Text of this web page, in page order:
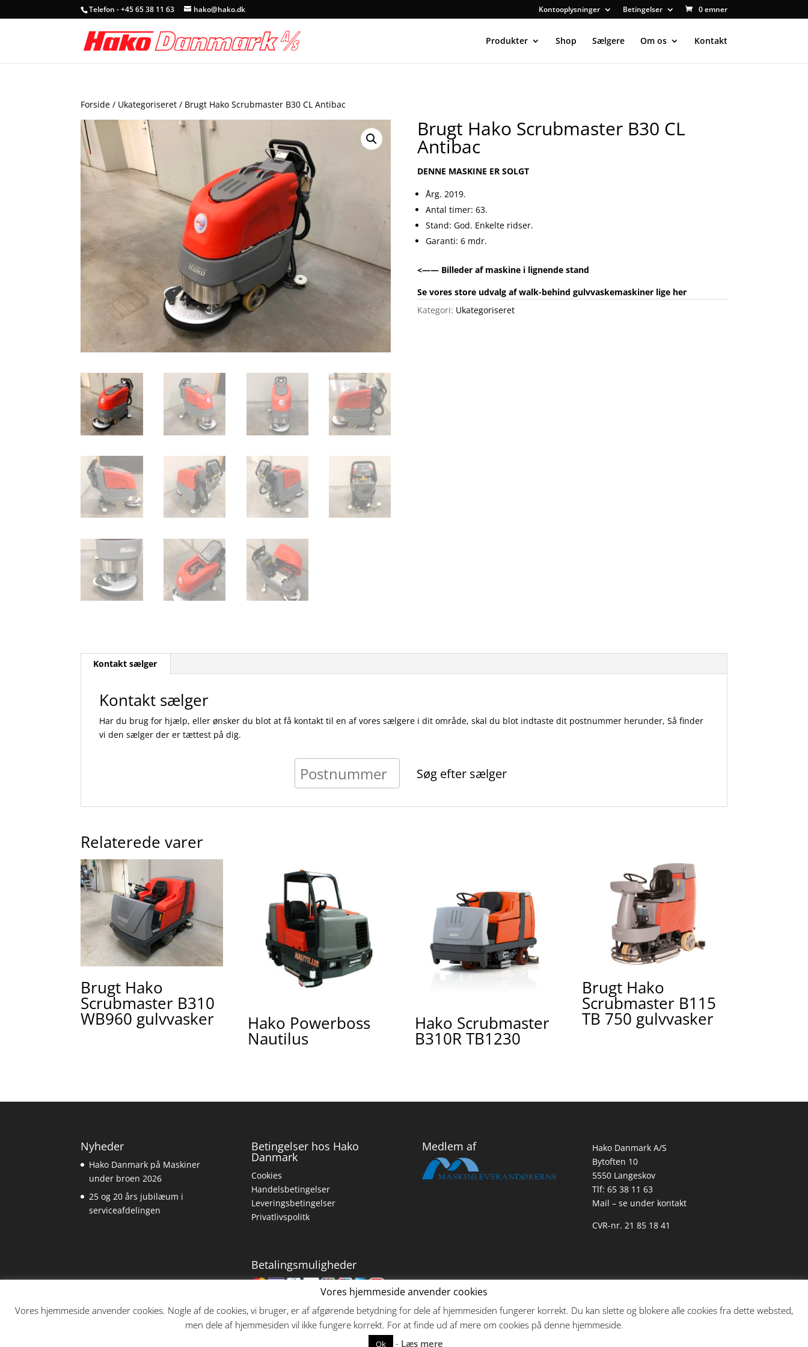
Telefon - +45 65 38 11 63 hako@hako.dk Kontooplysninger Betingelser 0 emner
Produkter Shop Sælgere Om os Kontakt
Forside / Ukategoriseret / Brugt Hako Scrubmaster B30 CL Antibac
Brugt Hako Scrubmaster B30 CL
Antibac
DENNE MASKINE ER SOLGT
Årg. 2019.
Antal timer: 63.
Stand: God. Enkelte ridser.
Garanti: 6 mdr.
<—— Billeder af maskine i lignende stand
Se vores store udvalg af walk-behind gulvvaskemaskiner lige her
Kategori: Ukategoriseret
Kontakt sælger
Kontakt sælger
Har du brug for hjælp, eller ønsker du blot at få kontakt til en af vores sælgere i dit område, skal du blot indtaste dit postnummer herunder, Så finder
vi den sælger der er tættest på dig.
Relaterede varer
Brugt Hako
Scrubmaster B310
WB960 gulvvasker Hako Powerboss
Nautilus
Hako Scrubmaster
B310R TB1230
Brugt Hako
Scrubmaster B115
TB 750 gulvvasker
Nyheder
Hako Danmark på Maskiner
under broen 2026
25 og 20 års jubilæum i
serviceafdelingen
Betingelser hos Hako
Danmark
Cookies
Handelsbetingelser
Leveringsbetingelser
Privatlivspolitk
Betalingsmuligheder
Medlem af
Hako Danmark A/S
Bytoften 10
5550 Langeskov
Tlf: 65 38 11 63
Mail – se under kontakt
CVR-nr. 21 85 18 41
Vores hjemmeside anvender cookies
Vores hjemmeside anvender cookies. Nogle af de cookies, vi bruger, er af afgørende betydning for dele af hjemmesiden fungerer korrekt. Du kan slette og blokere alle cookies fra dette websted,
men dele af hjemmesiden vil ikke fungere korrekt. For at finde ud af mere om cookies på denne hjemmeside.
Ok - Læs mere